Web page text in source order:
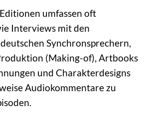
umfassen oft
Interviews mit den
Synchronsprechern,
(Making-of), Artbooks
und Charakterdesigns
Audiokommentare zu